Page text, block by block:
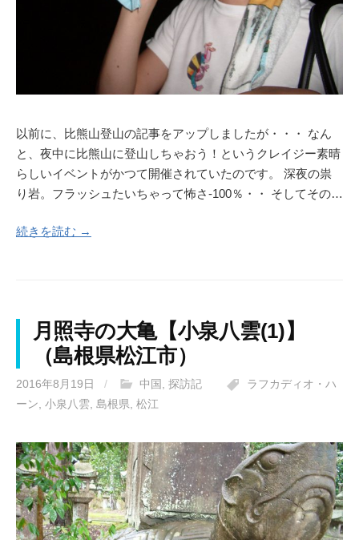
以前に、比熊山登山の記事をアップしましたが・・・ なん
と、夜中に比熊山に登山しちゃおう！というクレイジー素晴
らしいイベントがかつて開催されていたのです。 深夜の祟
り岩。フラッシュたいちゃって怖さ-100％・・ そしてその…
続きを読む →
月照寺の大亀【小泉八雲(1)】
（島根県松江市）
2016年8月19日 / 中国, 探訪記
ラフカディオ・ハ
ーン 小泉八雲 島根県 松江